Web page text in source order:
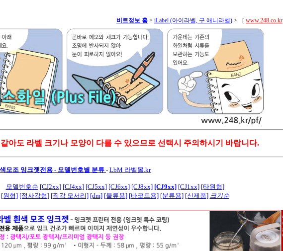
비트정보 홈 > iLabel (아이라벨, 구 애니라벨) > [ www.248.co.kr
아도 라벨 크기나 모양이 다를 수 있으므로 선택시 주의하시기 바랍니다.
모조 잉크젯전용 - 모델번호별 분류 - LbM 라벨몰.kr
모델번호순 [CJ2xx] [CJ4xx] [CJ5xx] [CJ6xx] [CJ8xx] [CJ9xx] [CJ1xx] [타원형]
[원형] [정사각형] [직각 모서리] [dm] [물류용] [바코드용] [분류용] [신제품] 크기순